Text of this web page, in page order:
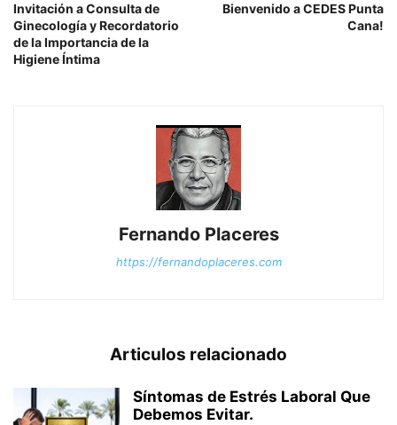
Invitación a Consulta de
Ginecología y Recordatorio
de la Importancia de la
Higiene Íntima
Bienvenido a CEDES Punta
Cana!
Fernando Placeres
https://fernandoplaceres.com
Articulos relacionado
Síntomas de Estrés Laboral Que
Debemos Evitar.